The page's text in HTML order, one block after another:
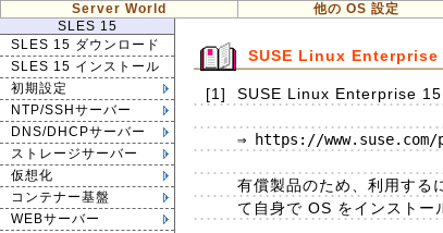
Server World 他の OS 設定
SLES 15
SLES 15 ダウンロード
SLES 15 インストール
初期設定
NTP/SSHサーバー
DNS/DHCPサーバー
ストレージサーバー
仮想化
コンテナー基盤
WEBサーバー
SUSE Linux Enterprise
[1] SUSE Linux Enterprise 15
⇒ https://
有償製品のため、利用する
て自身で OS をインストー